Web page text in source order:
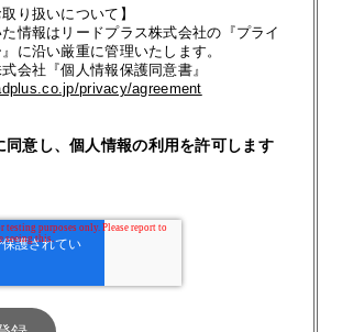
り扱いについて】
情報はリードプラス株式会社の『プライ
に沿い厳重に管理いたします。
会社『個人情報保護同意書』
privacy/agreement
同意し、個人情報の利用を許可します